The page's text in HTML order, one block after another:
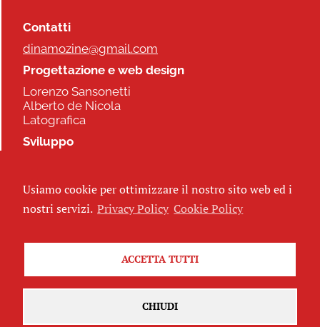
Contatti
dinamozine@gmail.com
Progettazione e web design
Lorenzo Sansonetti
Alberto de Nicola
Latografica
Sviluppo
Seguici
Iscriviti alla newsletter
Usiamo cookie per ottimizzare il nostro sito web ed i
nostri servizi. Privacy Policy Cookie Policy
ACCETTA TUTTI
CHIUDI